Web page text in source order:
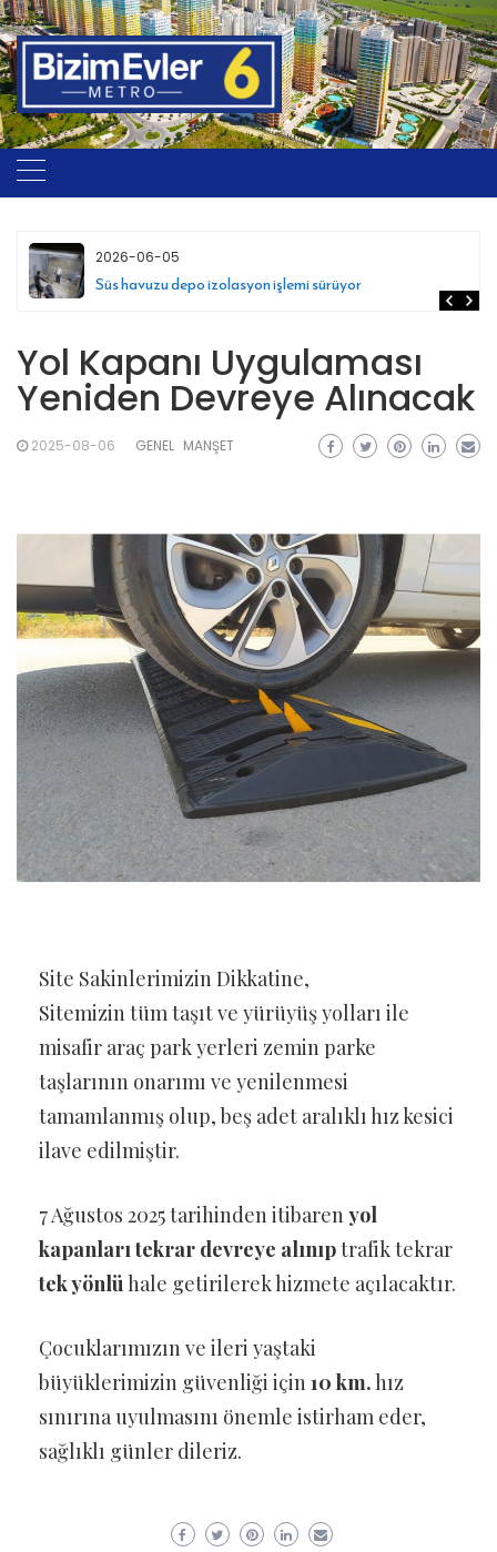
Skip
to
content
2026-06-05
Süs havuzu depo izolasyon işlemi sürüyor
Yol Kapanı Uygulaması
Yeniden Devreye Alınacak
2025-08-06 GENEL MANŞET
Site Sakinlerimizin Dikkatine,
Sitemizin tüm taşıt ve yürüyüş yolları ile
misafir araç park yerleri zemin parke
taşlarının onarımı ve yenilenmesi
tamamlanmış olup, beş adet aralıklı hız kesici
ilave edilmiştir.
7 Ağustos 2025 tarihinden itibarenyol
kapanları tekrar devreye alınıptrafik tekrar
tek yönlühale getirilerek hizmete açılacaktır.
Çocuklarımızın ve ileri yaştaki
büyüklerimizin güvenliği için10 km.hız
sınırına uyulmasını önemle istirham eder,
sağlıklı günler dileriz.